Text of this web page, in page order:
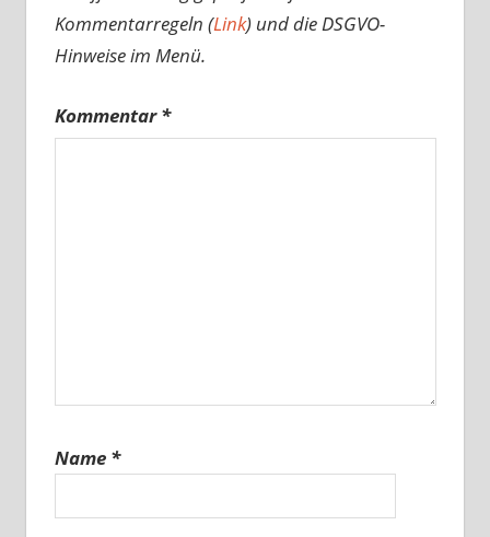
Kommentarregeln (Link) und die DSGVO-
Hinweise im Menü.
Kommentar*
Name *